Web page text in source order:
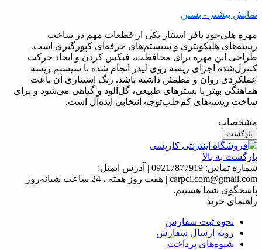
نمایش بیشتر - بستن
مهره هلی‌چود بافر استتار یکی از قطعات مهم در ساخت
ریسه‌های هلیکوپتری و سیستم‌های حرفه‌ای کپورگیری است.
طراحی این مهره برای محافظت، فیکس کردن و ایجاد حرکت
کنترل‌شده اجزای ریسه روی لیدر انجام شده تا سیستم ریسه
عملکردی روان و مطمئن داشته باشد. رنگ استتاری آن باعث
هماهنگی بهتر با بسترهای طبیعی، گل‌آلود و گیاهی می‌شود و برای
ساخت ریسه‌های کم‌جلب‌توجه انتخابی ایده‌آل است.
مشخصات
بازگشت
بازگشت به بالا
شماره تماس: 09217877919
| آدرس ایمیل:
carpci.com@gmail.com
|
هفت روز هفته ، 24 ساعت شبانه‌روز
پاسخگوی شما هستیم.
راهنمای خرید
نحوه ثبت سفارش
رویه ارسال سفارش
شیوه‌های پرداخت